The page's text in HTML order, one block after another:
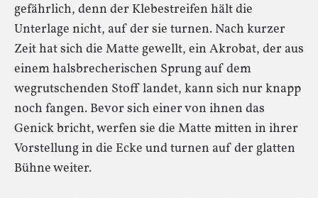
gefährlich, denn der Klebestreifen hält die
Unterlage nicht, auf der sie turnen. Nach kurzer
Zeit hat sich die Matte gewellt, ein Akrobat, der aus
einem halsbrecherischen Sprung auf dem
wegrutschenden Stoff landet, kann sich nur knapp
noch fangen. Bevor sich einer von ihnen das
Genick bricht, werfen sie die Matte mitten in ihrer
Vorstellung in die Ecke und turnen auf der glatten
Bühne weiter.